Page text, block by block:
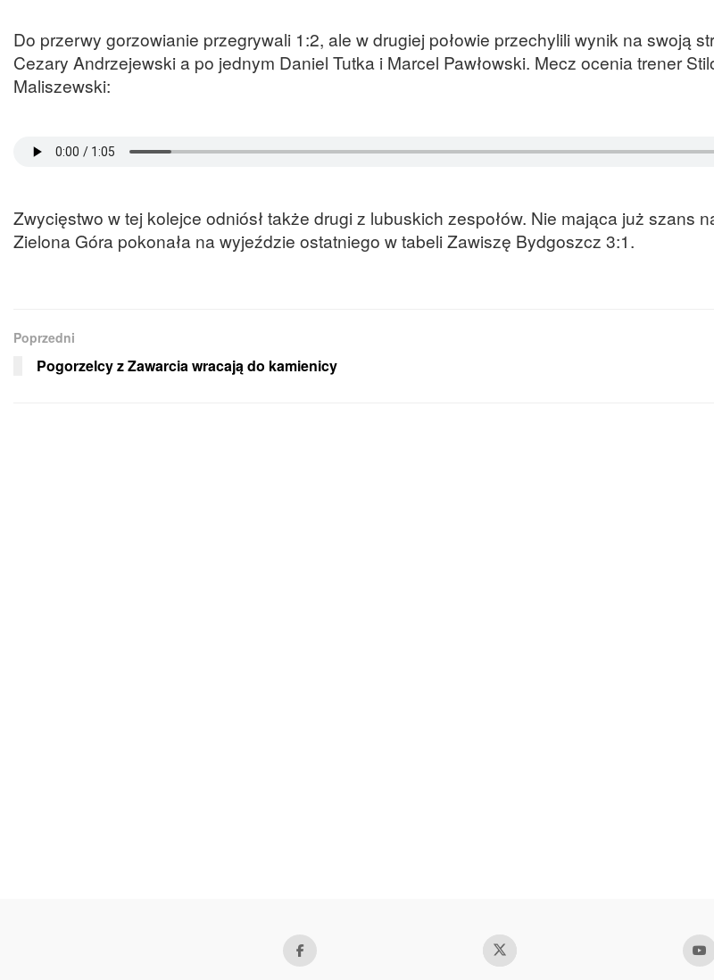
Do przerwy gorzowianie przegrywali 1:2, ale w drugiej połowie przechylili wynik na swoją
Cezary Andrzejewski a po jednym Daniel Tutka i Marcel Pawłowski. Mecz ocenia trener
Maliszewski:
Zwycięstwo w tej kolejce odniósł także drugi z lubuskich zespołów. Nie mająca już szans
Zielona Góra pokonała na wyjeździe ostatniego w tabeli Zawiszę Bydgoszcz 3:1.
Poprzedni
Pogorzelcy z Zawarcia wracają do kamienicy